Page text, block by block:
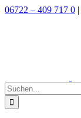
Zum
06722 – 409 717 0 |
Suche
nach: